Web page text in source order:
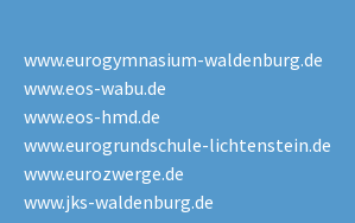
www.eurogymnasium-waldenburg.de
www.eos-wabu.de
www.eos-hmd.de
www.eurogrundschule-lichtenstein.de
www.eurozwerge.de
www.jks-waldenburg.de